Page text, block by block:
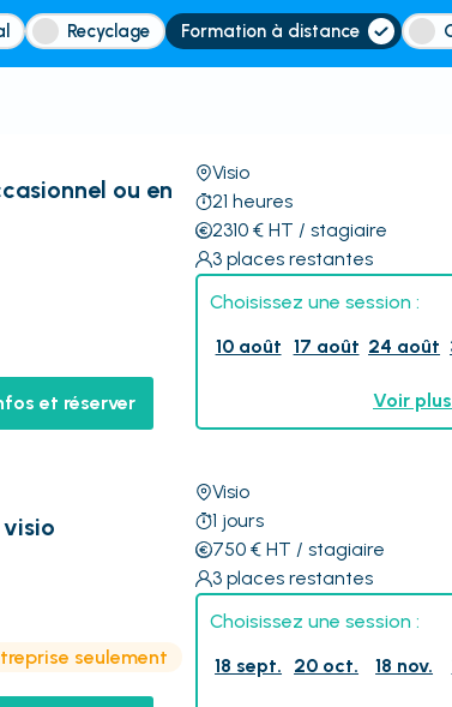
Recyclage Formation à distance
ou en
et réserver
Visio
21 heures
2310€ HT / stagiaire
3 places restantes
Choisissez une session :
10 août 17 août 24 août
Voir
visio
seulement
Visio
1 jours
750€ HT / stagiaire
3 places restantes
Choisissez une session :
18 sept.
20 oct. 18 nov.